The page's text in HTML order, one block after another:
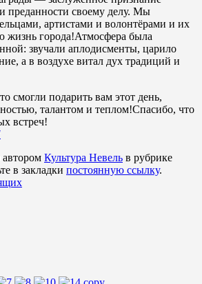
преданности своему делу. Мы
артистами и волонтёрами и их
жизнь города!Атмосфера была
звучали аплодисменты, царило
а в воздухе витал дух традиций и
смогли подарить вам этот день,
талантом и теплом!Спасибо, что
встреч!
автором Культура Невель в рубрике
в закладки постоянную ссылку.